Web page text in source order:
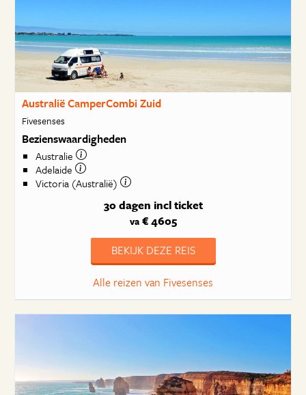
Australië CamperCombi Zuid
Fivesenses
Bezienswaardigheden
Australie
Adelaide
Victoria (Australië)
30 dagen incl ticket
va€ 4605
BEKIJK DEZE REIS
Alle reizen van Fivesenses